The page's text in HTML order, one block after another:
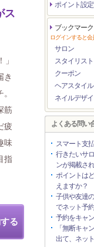
ス
き
筋
疲
味
指
る
ポイント設
ブックマーク
ログインすると
サロン
スタイリスト
クーポン
ヘアスタイル
ネイルデザ
よくある問い
スマート支
行きたいサ
ンが掲載さ
ポイントは
えますか？
子供や友達
でネット予
予約をキャ
「無断キャ
出て、ネッ